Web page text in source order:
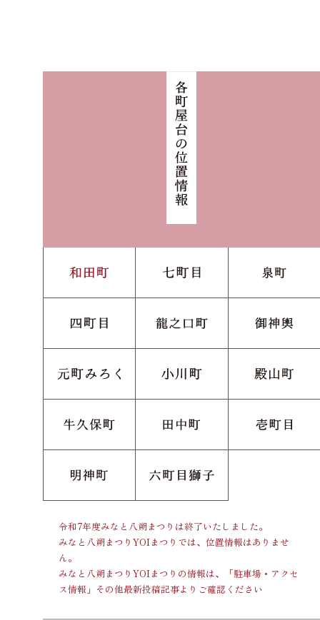
令和7年度みなと八朔まつりは終了いたしました。
みなと八朔まつりYOIまつりでは、位置情報はありませ
ん。
みなと八朔まつりYOIまつりの情報は、「駐車場・アクセ
ス情報」その他最新投稿記事よりご確認ください